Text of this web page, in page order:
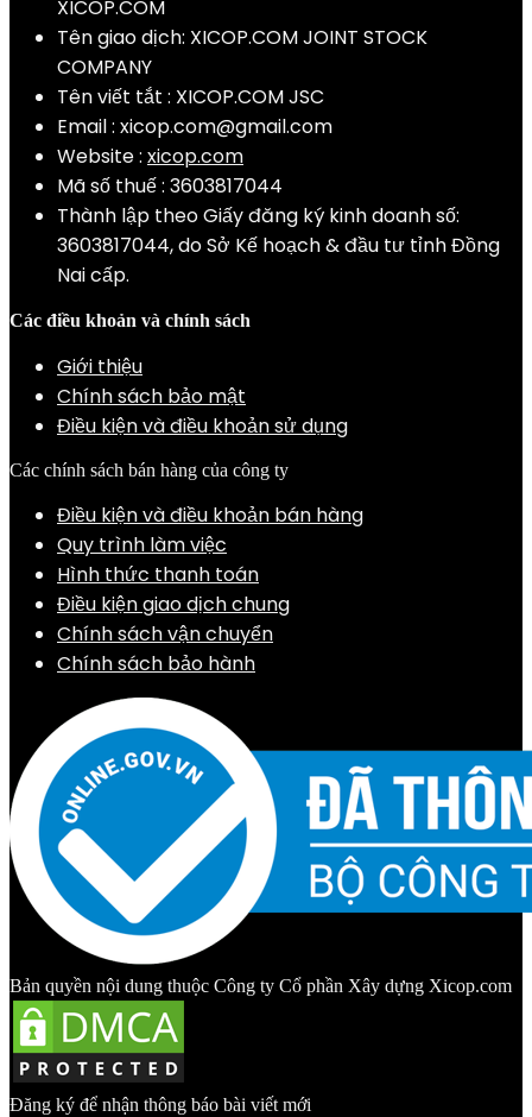
XICOP.COM
Tên giao dịch: XICOP.COM JOINT STOCK
COMPANY
Tên viết tắt : XICOP.COM JSC
Email : xicop.com@gmail.com
Website : xicop.com
Mã số thuế : 3603817044
Thành lập theo Giấy đăng ký kinh doanh số:
3603817044, do Sở Kế hoạch & đầu tư tỉnh Đồng
Nai cấp.
Các điều khoản và chính sách
Giới thiệu
Chính sách bảo mật
Điều kiện và điều khoản sử dụng
Các chính sách bán hàng của công ty
Điều kiện và điều khoản bán hàng
Quy trình làm việc
Hình thức thanh toán
Điều kiện giao dịch chung
Chính sách vận chuyển
Chính sách bảo hành
Bản quyền nội dung thuộc Công ty Cổ phần Xây dựng Xicop.com
Đăng ký để nhận thông báo bài viết mới